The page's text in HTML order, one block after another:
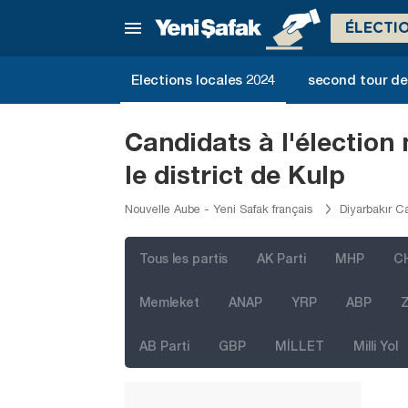
Elections locales 2024 second tour
Candidats à l'élection
le district de Kulp
Nouvelle Aube - Yeni Safak français Diyarbakır
Tous les partis AK Parti MHP
Memleket ANAP YRP ABP
AB Parti GBP MİLLET Milli Yol
Batman
Bursa
Çorum